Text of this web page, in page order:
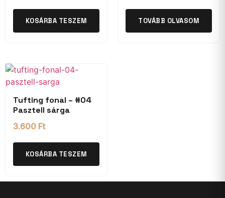
KOSÁRBA TESZEM TOVÁBB OLVASOM
Tufting fonal – #04
Pasztell sárga
3.600 Ft
KOSÁRBA TESZEM